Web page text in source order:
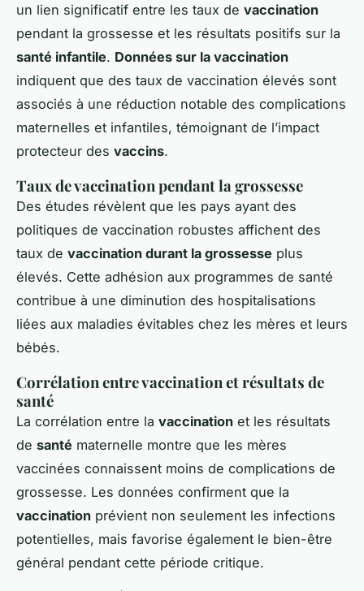
un lien significatif entre les taux de vaccination
pendant la grossesse et les résultats positifs sur la
santé infantile. Données sur la vaccination
indiquent que des taux de vaccination élevés sont
associés à une réduction notable des complications
maternelles et infantiles, témoignant de l’impact
protecteur des vaccins.
Taux de vaccination pendant la grossesse
Des études révèlent que les pays ayant des
politiques de vaccination robustes affichent des
taux de vaccination durant la grossesse plus
élevés. Cette adhésion aux programmes de santé
contribue à une diminution des hospitalisations
liées aux maladies évitables chez les mères et leurs
bébés.
Corrélation entre vaccination et résultats de
santé
La corrélation entre la vaccination et les résultats
de santé maternelle montre que les mères
vaccinées connaissent moins de complications de
grossesse. Les données confirment que la
vaccination prévient non seulement les infections
potentielles, mais favorise également le bien-être
général pendant cette période critique.